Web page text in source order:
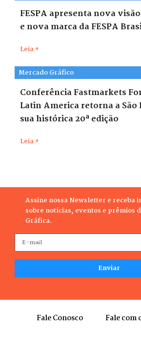
FESPA apresenta nova
e nova marca da FESPA
Leia +
Mercado Gráfico
Conferência Fastmarkets
Latin America retorna a São
sua histórica 20ª edição
Leia +
Assine nossa Newsletter e receba
sobre notícias, eventos e prêmios
Gráfica.
Fale Conosco Fale com